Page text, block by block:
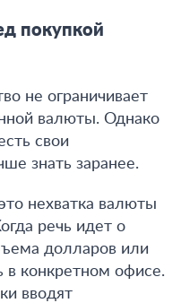
покупкой
не ограничивает
валюты. Однако
свои
знать заранее.
нехватка валюты
речь идет о
долларов или
конкретном офисе.
вводят